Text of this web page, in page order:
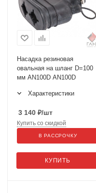
Насадка резиновая
овальная на шланг D=100
мм AN100D AN100D
Характеристики
3 140 ₽/шт
КУПИТЬ
Купить со скидкой
В РАССРОЧКУ